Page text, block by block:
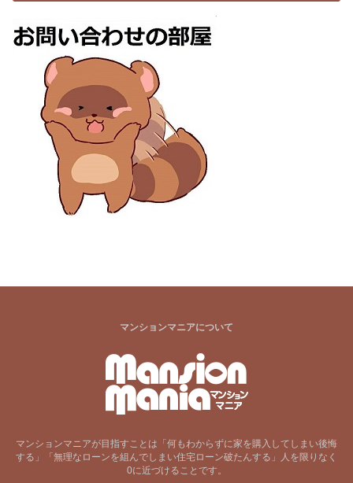
マンションマニアについて
マンションマニアが目指すことは「何もわからずに家を購入してしまい後悔
する」「無理なローンを組んでしまい住宅ローン破たんする」人を限りなく
0に近づけることです。